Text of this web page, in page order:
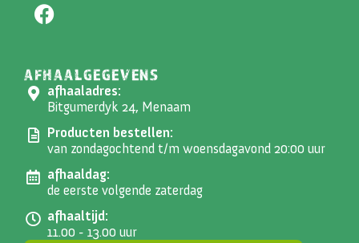
AFHAALGEGEVENS
afhaaladres:
Bitgumerdyk 24, Menaam
Producten bestellen:
van zondagochtend t/m woensdagavond 20:00 uur
afhaaldag:
de eerste volgende zaterdag
afhaaltijd:
11.00 - 13.00 uur